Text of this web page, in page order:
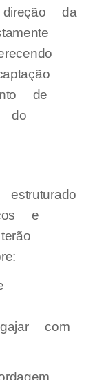
da
de
do
e
com